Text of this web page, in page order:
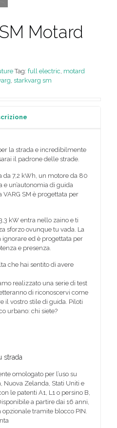
Motard
Tag: full electric motard
starkvarg sm
la strada e incredibilmente
il padrone delle strade.
da 7,2 kWh, un motore da 80
e un’autonomia di guida
SM è progettata per
kW entra nello zaino e ti
sforzo ovunque tu vada. La
ignorare ed è progettata per
e presenza.
che hai sentito di avere
realizzato una serie di test
di riconoscervi come
il vostro stile di guida. Piloti
urbano: chi siete?
strada
omologato per l’uso su
Nuova Zelanda, Stati Uniti e
le patenti A1, L1 o persino B,
a partire dai 16 anni,
tramite blocco PIN.